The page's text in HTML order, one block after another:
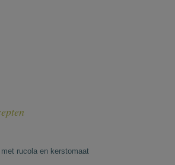
rucola en kerstomaat